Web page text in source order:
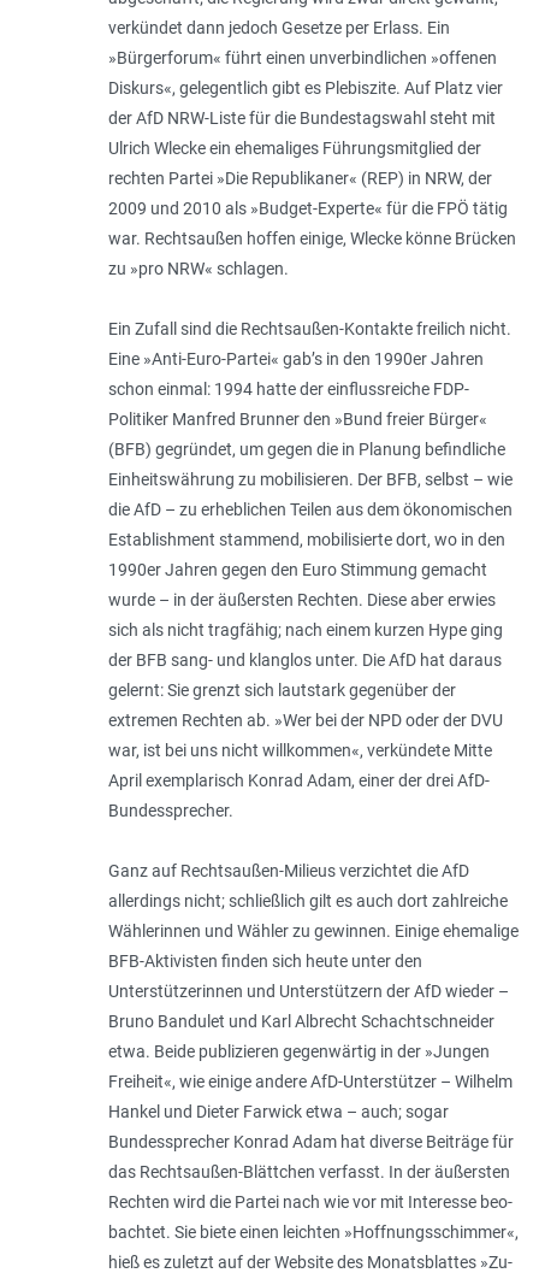
verkündet dann jedoch Gesetze per Erlass. Ein
»Bürgerforum« führt einen unverbindlichen »offenen
Diskurs«, gelegentlich gibt es Plebiszite. Auf Platz vier
der AfD NRW-Liste für die Bundestagswahl steht mit
Ulrich Wlecke ein ehemaliges Füh­rungsmitglied der
rechten Partei »Die Republikaner« (REP) in NRW, der
2009 und 2010 als »Budget-Experte« für die FPÖ tätig
war. Rechtsaußen hoffen einige, Wlecke könne Brücken
zu »pro NRW« schlagen.
Ein Zufall sind die Rechtsaußen-Kontakte freilich nicht.
Eine »Anti-Euro-Partei« gab’s in den 1990er Jahren
schon einmal: 1994 hatte der einflussreiche FDP-
Politiker Manfred Brunner den »Bund freier Bürger«
(BFB) gegründet, um gegen die in Planung befindliche
Einheitswährung zu mobilisieren. Der BFB, selbst – wie
die AfD – zu erheblichen Teilen aus dem ökonomischen
Establishment stammend, mobilisierte dort, wo in den
1990er Jahren gegen den Euro Stimmung gemacht
wurde – in der äußersten Rechten. Diese aber erwies
sich als nicht tragfähig; nach einem kurzen Hype ging
der BFB sang- und klanglos unter. Die AfD hat daraus
gelernt: Sie grenzt sich lautstark ge­genüber der
extremen Rechten ab. »Wer bei der NPD oder der DVU
war, ist bei uns nicht willkommen«, verkündete Mitte
April exemplarisch Konrad Adam, einer der drei AfD-
Bundes­sprecher.
Ganz auf Rechtsaußen-Milieus ver­zichtet die AfD
allerdings nicht; schließlich gilt es auch dort zahl­reiche
Wählerinnen und Wähler zu gewinnen. Einige ehemalige
BFB-Akti­visten finden sich heute unter den
Unterstützerinnen und Unterstützern der AfD wieder –
Bruno Bandulet und Karl Albrecht Schachtschneider
etwa. Beide publizieren gegenwärtig in der »Jungen
Freiheit«, wie einige andere AfD-Unterstützer – Wilhelm
Hankel und Dieter Farwick etwa – auch; sogar
Bundessprecher Konrad Adam hat diverse Beiträge für
das Rechtsaußen-Blättchen verfasst. In der äußersten
Rechten wird die Partei nach wie vor mit Interesse beo­
bach­tet. Sie biete einen leichten »Hoffnungsschimmer«,
hieß es zuletzt auf der Website des Monatsblattes »Zu­